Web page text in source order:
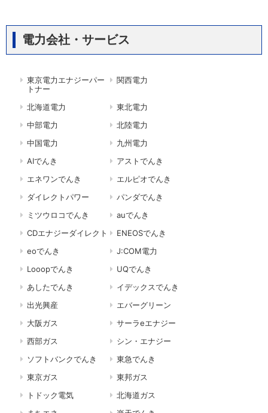
電力会社・サービス
東京電力エナジーパー
トナー
関西電力
北海道電力
東北電力
中部電力
北陸電力
中国電力
九州電力
AIでんき
アストでんき
エネワンでんき
エルピオでんき
ダイレクトパワー
パンダでんき
ミツウロコでんき
auでんき
CDエナジーダイレクト
ENEOSでんき
eoでんき
J:COM電力
Looopでんき
UQでんき
あしたでんき
イデックスでんき
出光興産
エバーグリーン
大阪ガス
サーラeエナジー
西部ガス
シン・エナジー
ソフトバンクでんき
東急でんき
東京ガス
東邦ガス
トドック電気
北海道ガス